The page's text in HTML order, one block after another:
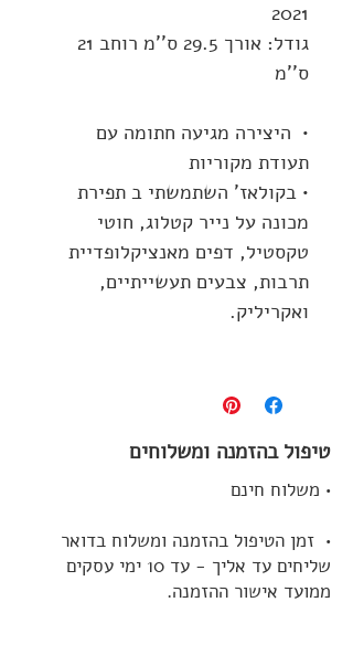
2021
גודל: אורך 29.5 ס''מ רוחב 21
ס''מ
• היצירה מגיעה חתומה עם
תעודת מקוריות
• בקולאז' השתמשתי ב תפירת
מכונה על נייר קטלוג, חוטי
טקסטיל, דפים מאנציקלופדיית
תרבות, צבעים תעשייתיים,
ואקריליק.
טיפול בהזמנה ומשלוחים
• משלוח חינם
• זמן הטיפול בהזמנה ומשלוח בדואר
שליחים עד אליך - עד 10 ימי עסקים
ממועד אישור ההזמנה.